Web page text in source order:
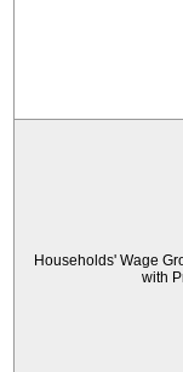
Households' Wage
with